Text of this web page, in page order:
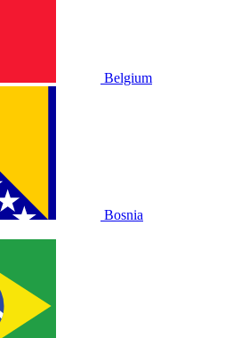
Belgium
Bosnia